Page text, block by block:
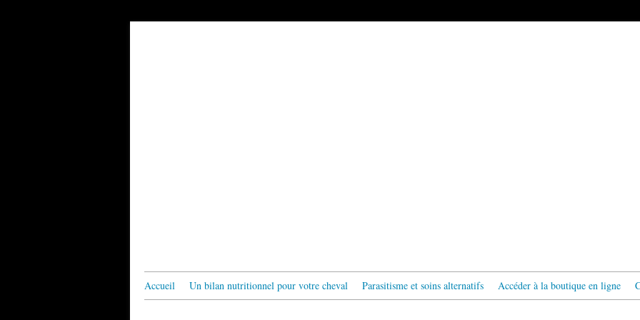
Accueil Un bilan nutritionnel pour votre cheval Parasitisme et soins alternatifs Accéder à la boutique en ligne